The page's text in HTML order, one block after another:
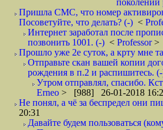
поколений
Пришла СМС, что номер
Посоветуйте, что делать? (-) <
Интернет заработал после
позвонить 1001. (-) < Professor>
Прошло уже 2е суток, а крту мне
Отправьте скан вашей копии
рождения в п.2 и распишитесь.
Утром отправлял, спасибо.
Erneo > [988] 26-01-2018
Не понял, а чё за беспредел они
20:31
Давайте будем пользоваться